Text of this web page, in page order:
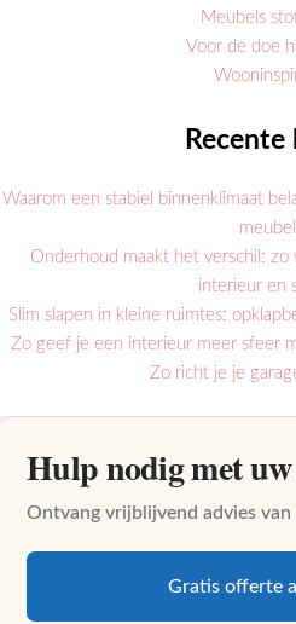
Meubels
Voor de doe
Recente
Waarom een stabiel binnenklimaat
Onderhoud maakt het verschil: zo
interieur en
Slim slapen in kleine ruimtes:
Zo geef je een interieur meer sfeer
Zo richt je je
Hulp nodig met
Ontvang vrijblijvend advies van
Gratis offerte